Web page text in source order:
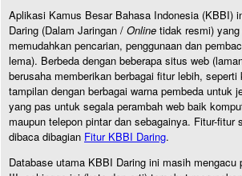
Aplikasi Kamus Besar Bahasa Indonesia (KBBI)
Daring (Dalam Jaringan / Online tidak resmi)
memudahkan pencarian, penggunaan dan
lema). Berbeda dengan beberapa situs web
berusaha memberikan berbagai fitur lebih,
tampilan dengan berbagai warna pembeda untuk
yang pas untuk segala perambah web baik
maupun telepon pintar dan sebagainya. Fitur-fitur
dibaca dibagian Fitur KBBI Daring.
Database utama KBBI Daring ini masih